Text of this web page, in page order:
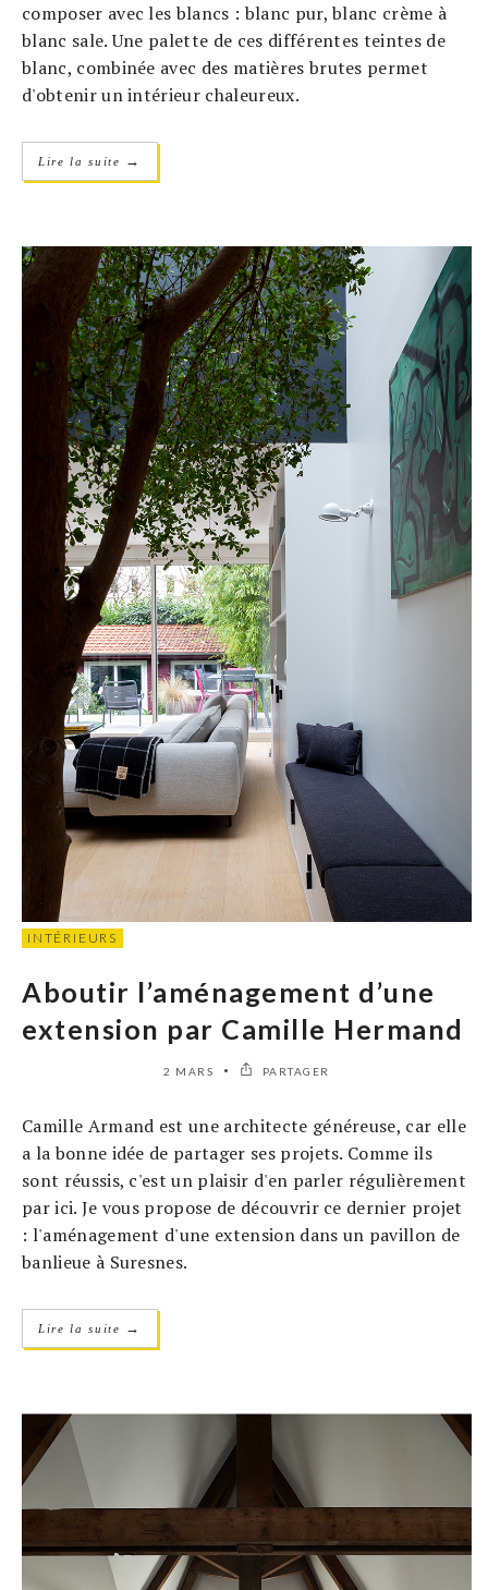
composer avec les blancs : blanc pur, blanc crème à
blanc sale. Une palette de ces différentes teintes de
blanc, combinée avec des matières brutes permet
d'obtenir un intérieur chaleureux.
Lire la suite →
INTÉRIEURS
Aboutir l’aménagement d’une
extension par Camille Hermand
2 MARS PARTAGER
Camille Armand est une architecte généreuse, car elle
a la bonne idée de partager ses projets. Comme ils
sont réussis, c'est un plaisir d'en parler régulièrement
par ici. Je vous propose de découvrir ce dernier projet
: l'aménagement d'une extension dans un pavillon de
banlieue à Suresnes.
Lire la suite →